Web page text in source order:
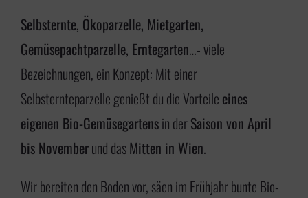
Selbsternte, Ökoparzelle, Mietgarten,
Gemüsepachtparzelle, Erntegarten…- viele
Bezeichnungen, ein Konzept: Mit einer
Selbsternteparzelle genießt du die Vorteile eines
eigenen Bio-Gemüsegartensin derSaison von April
bis Novemberund dasMitten in Wien.
Wir bereiten den Boden vor, säen im Frühjahr bunte Bio-